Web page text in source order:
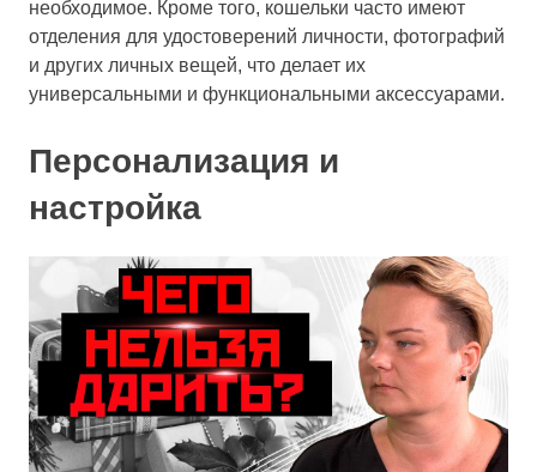
необходимое. Кроме того, кошельки часто имеют
отделения для удостоверений личности, фотографий
и других личных вещей, что делает их
универсальными и функциональными аксессуарами.
Персонализация и
настройка